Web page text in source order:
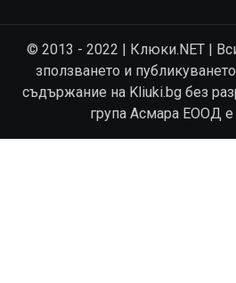
© 2013 - 2022 | Клюки.NET |
зползването и
съдържание на Kliuki.bg без
група Асмара ЕООД е